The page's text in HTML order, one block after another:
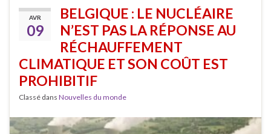
AVR
09
BELGIQUE : LE NUCLÉAIRE
N’EST PAS LA RÉPONSE AU
RÉCHAUFFEMENT
CLIMATIQUE ET SON COÛT EST
PROHIBITIF
Classé dans Nouvelles du monde